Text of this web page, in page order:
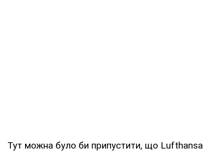
Тут можна було би припустити, що Lufthansa